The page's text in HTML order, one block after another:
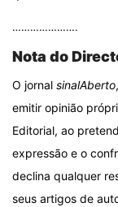
………………….
Nota do
O jornal sinalAberto
emitir opinião
Editorial, ao
expressão e o
declina qualquer
seus artigos de